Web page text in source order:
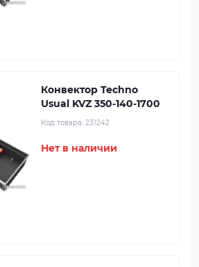
Конвектор Techno
Usual KVZ 350-140-1700
Код товара: 231242
Нет в наличии